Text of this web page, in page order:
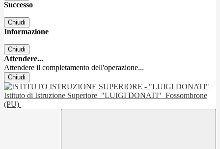
Successo
Chiudi
Informazione
Chiudi
Attendere...
Attendere il completamento dell'operazione...
Chiudi
Istituto di Istruzione Superiore "LUIGI DONATI" Fossombrone
(PU)